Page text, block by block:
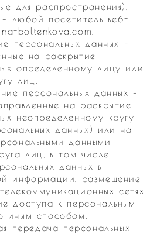
для распространения).
– любой посетитель веб-
boltenkova.com.
персональных данных –
на раскрытие
определенному лицу или
лиц.
персональных данных –
на раскрытие
неопределенному кругу
данных) или на
данными
лиц, в том числе
данных в
информации, размещение
сетях
доступа к персональным
иным способом.
передача персональных